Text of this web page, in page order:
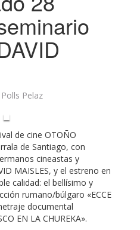
Pelaz
de cine OTOÑO
de Santiago, con
cineastas y
MAISLES, y el estreno en
calidad: el bellísimo y
rumano/búlgaro «ECCE
documental
EN LA CHUREKA».